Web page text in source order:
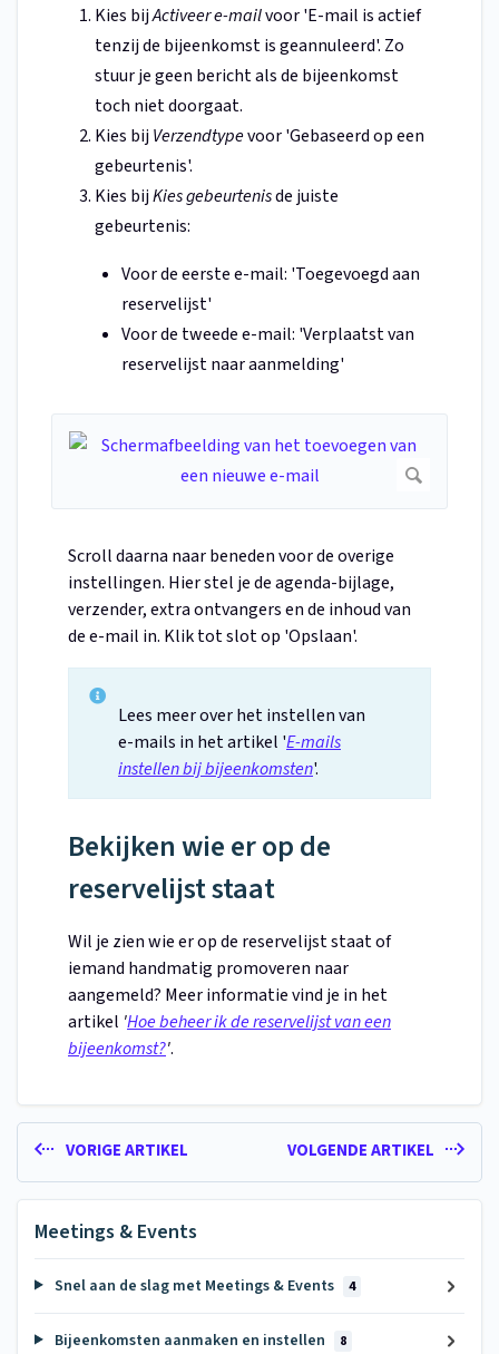
Kies bijActiveer e-mailvoor 'E-mail is actief
tenzij de bijeenkomst is geannuleerd'. Zo
stuur je geen bericht als de bijeenkomst
toch niet doorgaat.
Kies bijVerzendtypevoor 'Gebaseerd op een
gebeurtenis'.
Kies bijKies gebeurtenisde juiste
gebeurtenis:
Voor de eerste e-mail: 'Toegevoegd aan
reservelijst'
Voor de tweede e-mail: 'Verplaatst van
reservelijst naar aanmelding'
Scroll daarna naar beneden voor de overige
instellingen. Hier stel je de agenda-bijlage,
verzender, extra ontvangers en de inhoud van
de e-mail in. Klik tot slot op 'Opslaan'.
Lees meer over het instellen van
e-mails in het artikel 'E-mails
instellen bij bijeenkomsten'.
Bekijken wie er op de
reservelijst staat
Wil je zien wie er op de reservelijst staat of
iemand handmatig promoveren naar
aangemeld? Meer informatie vind je in het
artikel 'Hoe beheer ik de reservelijst van een
bijeenkomst?'.
VORIGE ARTIKEL VOLGENDE ARTIKEL
Meetings & Events
Snel aan de slag met Meetings & Events 4
Bijeenkomsten aanmaken en instellen 8